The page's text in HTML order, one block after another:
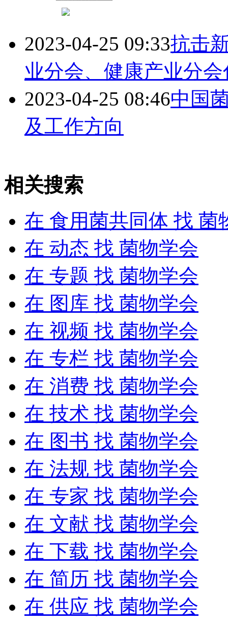
2023-04-25 09:33抗击
业分会、健康产业分
2023-04-25 08:46中国
及工作方向
相关搜索
在 食用菌共同体 找 菌
在 动态 找 菌物学会
在 专题 找 菌物学会
在 图库 找 菌物学会
在 视频 找 菌物学会
在 专栏 找 菌物学会
在 消费 找 菌物学会
在 技术 找 菌物学会
在 图书 找 菌物学会
在 法规 找 菌物学会
在 专家 找 菌物学会
在 文献 找 菌物学会
在 下载 找 菌物学会
在 简历 找 菌物学会
在 供应 找 菌物学会